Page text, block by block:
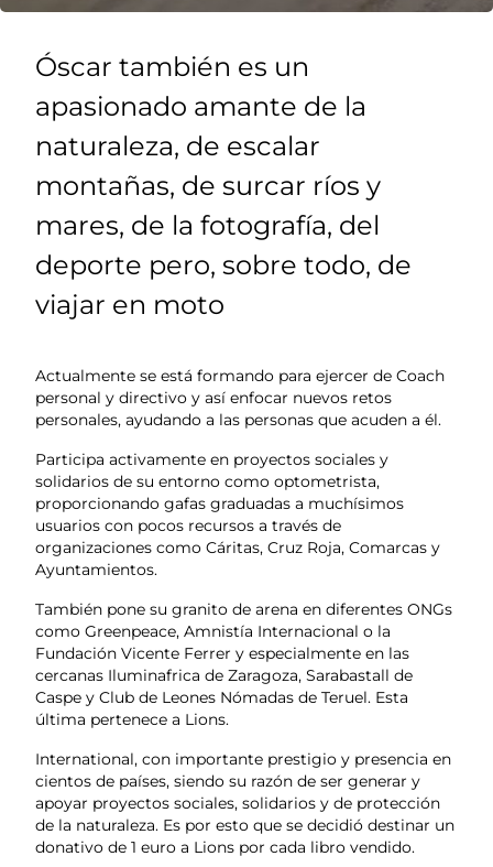
Óscar también es un
apasionado amante de la
naturaleza, de escalar
montañas, de surcar ríos y
mares, de la fotografía, del
deporte pero, sobre todo, de
viajar en moto
Actualmente se está formando para ejercer de Coach
personal y directivo y así enfocar nuevos retos
personales, ayudando a las personas que acuden a él.
Participa activamente en proyectos sociales y
solidarios de su entorno como optometrista,
proporcionando gafas graduadas a muchísimos
usuarios con pocos recursos a través de
organizaciones como Cáritas, Cruz Roja, Comarcas y
Ayuntamientos.
También pone su granito de arena en diferentes ONGs
como Greenpeace, Amnistía Internacional o la
Fundación Vicente Ferrer y especialmente en las
cercanas Iluminafrica de Zaragoza, Sarabastall de
Caspe y Club de Leones Nómadas de Teruel. Esta
última pertenece a Lions.
International, con importante prestigio y presencia en
cientos de países, siendo su razón de ser generar y
apoyar proyectos sociales, solidarios y de protección
de la naturaleza. Es por esto que se decidió destinar un
donativo de 1 euro a Lions por cada libro vendido.